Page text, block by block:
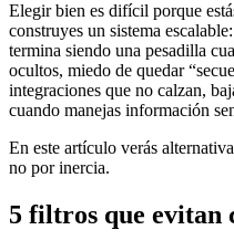
Elegir bien es difícil porque
construyes un sistema
termina siendo una pesadilla
ocultos, miedo de quedar
integraciones que no calzan,
cuando manejas información
En este artículo verás
no por inercia.
5 filtros que evitan